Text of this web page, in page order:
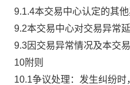
9.1.4本交易中心认定的其他
9.2本交易中心对交易异常
9.3因交易异常情况及本交
10附则
10.1争议处理：发生纠纷